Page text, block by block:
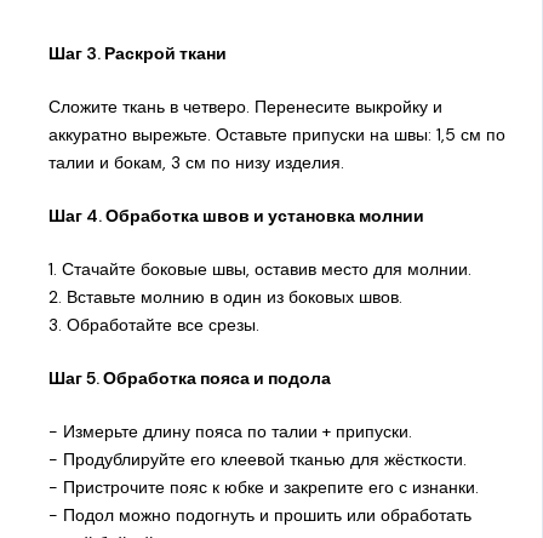
Шаг 3. Раскрой ткани
Сложите ткань в четверо. Перенесите выкройку и
аккуратно вырежьте. Оставьте припуски на швы: 1,5 см по
талии и бокам, 3 см по низу изделия.
Шаг 4. Обработка швов и установка молнии
1. Стачайте боковые швы, оставив место для молнии.
2. Вставьте молнию в один из боковых швов.
3. Обработайте все срезы.
Шаг 5. Обработка пояса и подола
- Измерьте длину пояса по талии + припуски.
- Продублируйте его клеевой тканью для жёсткости.
- Пристрочите пояс к юбке и закрепите его с изнанки.
- Подол можно подогнуть и прошить или обработать